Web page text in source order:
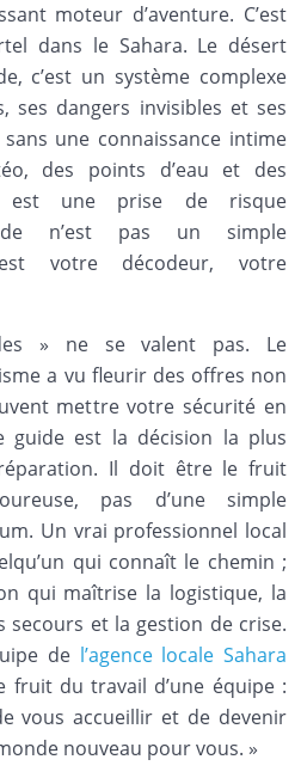
moteur d’aventure. C’est
dans le Sahara. Le désert
c’est un système complexe
ses dangers invisibles et ses
une connaissance intime
des points d’eau et des
est une prise de risque
n’est pas un simple
votre décodeur, votre
» ne se valent pas. Le
a vu fleurir des offres non
mettre votre sécurité en
guide est la décision la plus
Il doit être le fruit
pas d’une simple
Un vrai professionnel local
qui connaît le chemin ;
qui maîtrise la logistique, la
secours et la gestion de crise.
de l’agence locale Sahara
fruit du travail d’une équipe :
vous accueillir et de devenir
nouveau pour vous. »